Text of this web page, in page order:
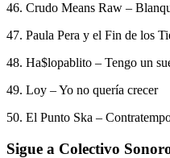
46. Crudo Means Raw –
47. Paula Pera y el Fin de los
48. Ha$lopablito – Tengo un
49. Loy – Yo no quería crecer
50. El Punto Ska –
Sigue a Colectivo